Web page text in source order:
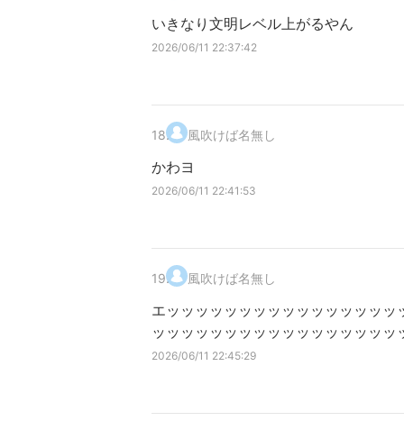
いきなり文明レベル上がるやん
2026/06/11 22:37:42
18. 風吹けば名無し
かわヨ
2026/06/11 22:41:53
19. 風吹けば名無し
エッッッッッッッッッッッッッッッ
ッッッッッッッッッッッッッッッッッ
2026/06/11 22:45:29